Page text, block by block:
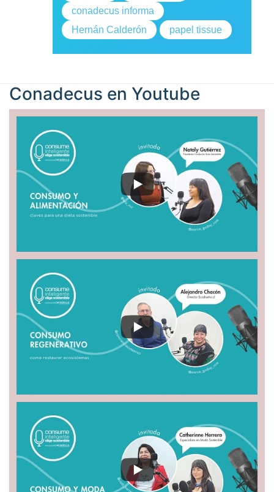
conadecus informa
Hernán Calderón
papel tissue
Conadecus en Youtube